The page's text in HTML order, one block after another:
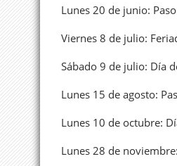
Lunes 20 de junio:
Viernes 8 de julio:
Sábado 9 de julio: Día
Lunes 15 de agosto:
Lunes 10 de octubre:
Lunes 28 de